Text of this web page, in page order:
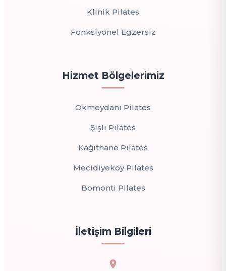
Klinik Pilates
Fonksiyonel Egzersiz
Hizmet Bölgelerimiz
Okmeydanı Pilates
Şişli Pilates
Kağıthane Pilates
Mecidiyeköy Pilates
Bomonti Pilates
İletişim Bilgileri